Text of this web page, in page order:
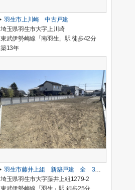
羽生市上川崎 中古戸建
埼玉県羽生市大字上川崎
東武伊勢崎線「南羽生」駅 徒歩42分
築13年
羽生市藤井上組 新築戸建 全 3棟 1号棟
埼玉県羽生市大字藤井上組1279-2
東武伊勢崎線「羽生」駅 徒歩25分